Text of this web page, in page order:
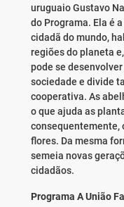
uruguaio Gustavo
do Programa. Ela é
cidadã do mundo,
regiões do planeta
pode se
sociedade e divide
cooperativa. As
o que ajuda as
consequentemente,
flores. Da mesma
semeia novas
cidadãos.
Programa A União